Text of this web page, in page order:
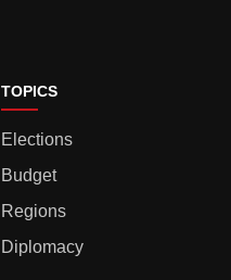
TOPICS
Elections
Budget
Regions
Diplomacy